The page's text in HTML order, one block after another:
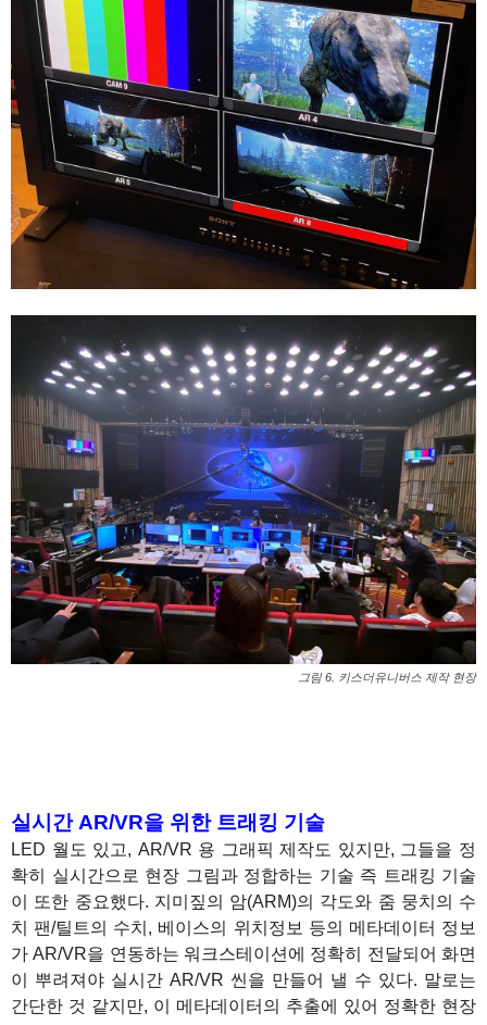
그림 6. 키스더유니버스 제작 현장
실시간 AR/VR을 위한 트래킹 기술
LED 월도 있고, AR/VR 용 그래픽 제작도 있지만, 그들을 정
확히 실시간으로 현장 그림과 정합하는 기술 즉 트래킹 기술
이 또한 중요했다. 지미짚의 암(ARM)의 각도와 줌 뭉치의 수
치 팬/틸트의 수치, 베이스의 위치정보 등의 메타데이터 정보
가 AR/VR을 연동하는 워크스테이션에 정확히 전달되어 화면
이 뿌려져야 실시간 AR/VR 씬을 만들어 낼 수 있다. 말로는
간단한 것 같지만, 이 메타데이터의 추출에 있어 정확한 현장